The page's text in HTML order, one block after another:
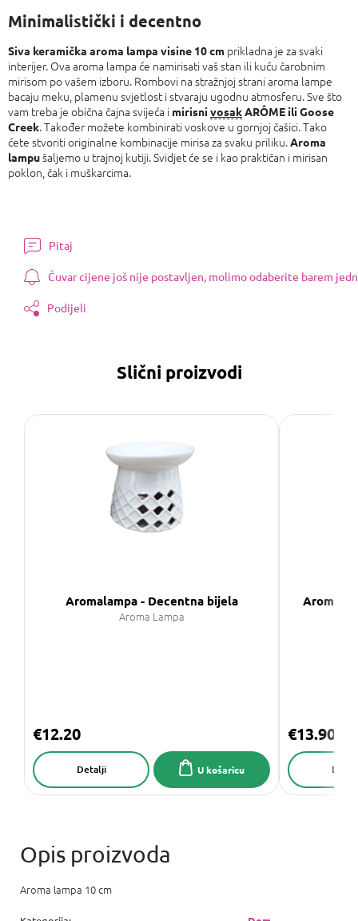
Minimalistički i decentno
Siva keramička aroma lampa visine 10 cm prikladna je za svaki
interijer. Ova aroma lampa će namirisati vaš stan ili kuću čarobnim
mirisom po vašem izboru. Rombovi na stražnjoj strani aroma lampe
bacaju meku, plamenu svjetlost i stvaraju ugodnu atmosferu. Sve što
vam treba je obična čajna svijeća i mirisni vosakARÔME ili Goose
Creek. Također možete kombinirati voskove u gornjoj čašici. Tako
ćete stvoriti originalne kombinacije mirisa za svaku priliku.Aroma
lampušaljemo u trajnoj kutiji. Svidjet će se i kao praktičan i mirisan
poklon, čak i muškarcima.
Pitaj
Čuvar cijene još nije postavljen, molimo odaberite barem
Podijeli
Slični proizvodi
Aromalampa - Decentna bijela
Aroma Lampa
€12.20
U košaricu
Detalji
€13.90
Aroma lampa 10 cm